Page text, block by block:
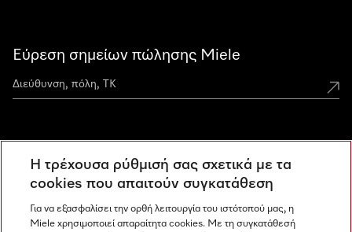
Εύρεση σημείων πώλησης Miele
Ανακαλύψτε τα Miele Experience Center
Η τρέχουσα ρύθμισή σας σχετικά με τα
cookies που απαιτούν συγκατάθεση
Για να εξασφαλίσει την ορθή λειτουργία του ιστότοπού μας, η
Miele χρησιμοποιεί απαραίτητα cookies. Με τη συγκατάθεσή